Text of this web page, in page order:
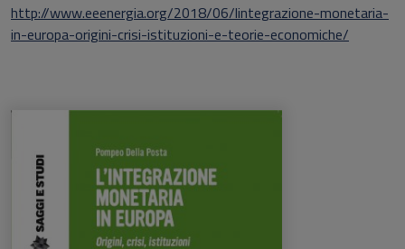
http://www.eeenergia.org/2018/06/lintegrazione-monetaria-
in-europa-origini-crisi-istituzioni-e-teorie-economiche/